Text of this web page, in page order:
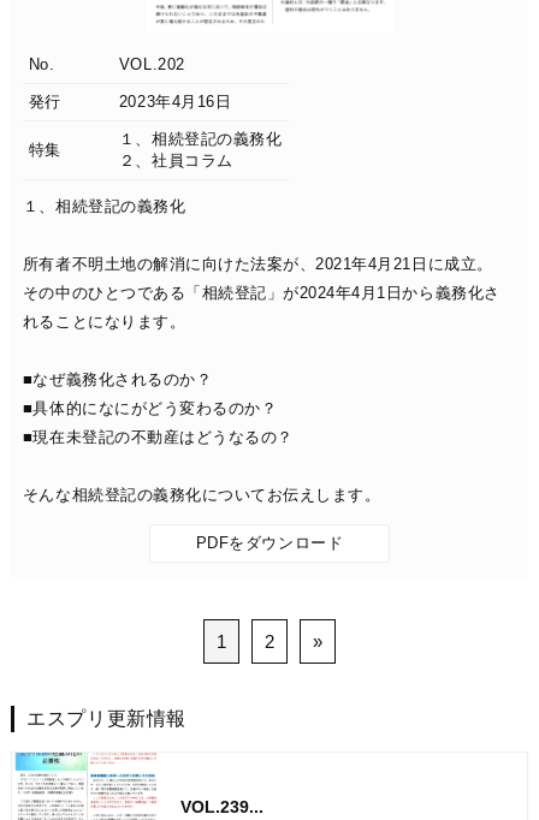
No. VOL.202
発行 2023年4月16日
特集
１、相続登記の義務化
２、社員コラム
１、相続登記の義務化
所有者不明土地の解消に向けた法案が、2021年4月21日に成立。
その中のひとつである「相続登記」が2024年4月1日から義務化さ
れることになります。
■なぜ義務化されるのか？
■具体的になにがどう変わるのか？
■現在未登記の不動産はどうなるの？
そんな相続登記の義務化についてお伝えします。
PDFをダウンロード
1 2 »
エスプリ更新情報
VOL.239...